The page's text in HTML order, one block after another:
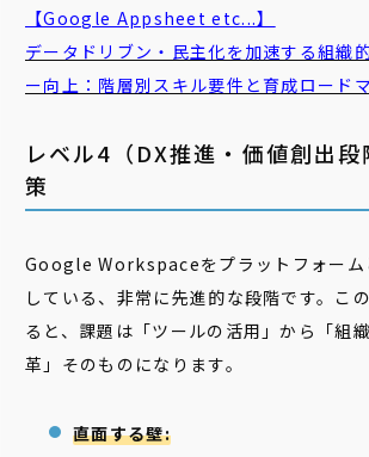
【Google Appsheet etc...】
データドリブン・民主化を加速する組織
ー向上：階層別スキル要件と育成ロード
レベル4（DX推進・価値創出
策
Google Workspaceをプラットフォーム
している、非常に先進的な段階です。こ
ると、課題は「ツールの活用」から「組
革」そのものになります。
直面する壁: